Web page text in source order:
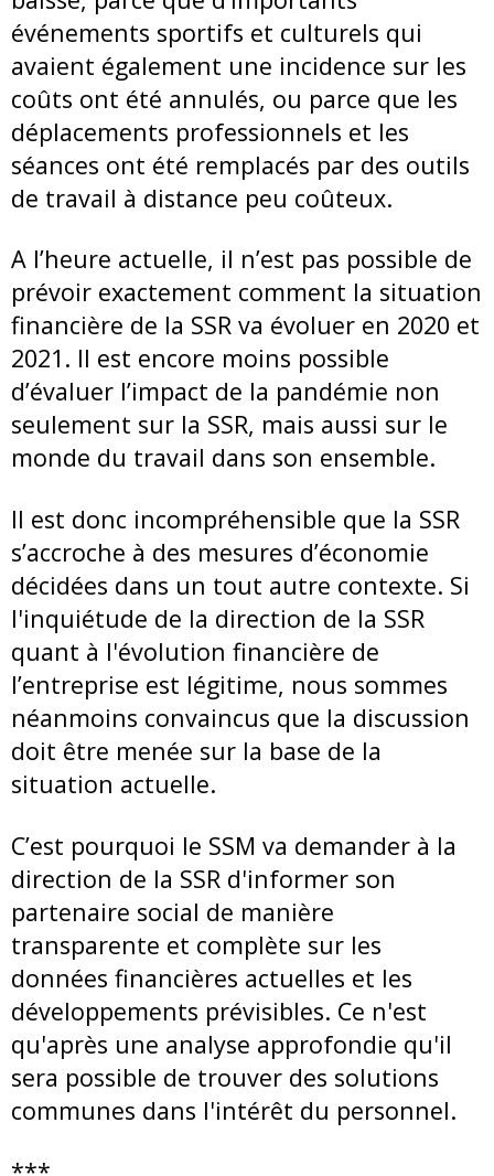
événements sportifs et culturels qui
avaient également une incidence sur les
coûts ont été annulés, ou parce que les
déplacements professionnels et les
séances ont été remplacés par des outils
de travail à distance peu coûteux.
A l’heure actuelle, il n’est pas possible de
prévoir exactement comment la situation
financière de la SSR va évoluer en 2020 et
2021. Il est encore moins possible
d’évaluer l’impact de la pandémie non
seulement sur la SSR, mais aussi sur le
monde du travail dans son ensemble.
Il est donc incompréhensible que la SSR
s’accroche à des mesures d’économie
décidées dans un tout autre contexte. Si
l'inquiétude de la direction de la SSR
quant à l'évolution financière de
l’entreprise est légitime, nous sommes
néanmoins convaincus que la discussion
doit être menée sur la base de la
situation actuelle.
C’est pourquoi le SSM va demander à la
direction de la SSR d'informer son
partenaire social de manière
transparente et complète sur les
données financières actuelles et les
développements prévisibles. Ce n'est
qu'après une analyse approfondie qu'il
sera possible de trouver des solutions
communes dans l'intérêt du personnel.